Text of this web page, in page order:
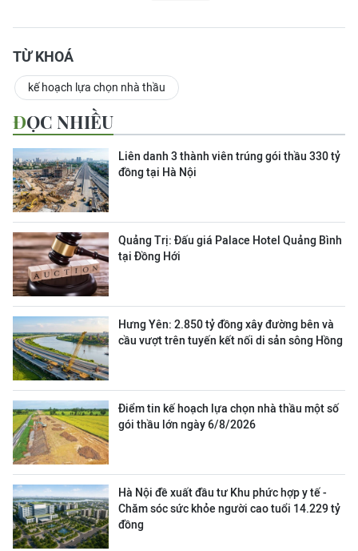
TỪ KHOÁ
kế hoạch lựa chọn nhà thầu
ĐỌC NHIỀU
Liên danh 3 thành viên trúng gói thầu 330 tỷ
đồng tại Hà Nội
Quảng Trị: Đấu giá Palace Hotel Quảng Bình
tại Đồng Hới
Hưng Yên: 2.850 tỷ đồng xây đường bên và
cầu vượt trên tuyến kết nối di sản sông Hồng
Điểm tin kế hoạch lựa chọn nhà thầu một số
gói thầu lớn ngày 6/8/2026
Hà Nội đề xuất đầu tư Khu phức hợp y tế -
Chăm sóc sức khỏe người cao tuổi 14.229 tỷ
đồng